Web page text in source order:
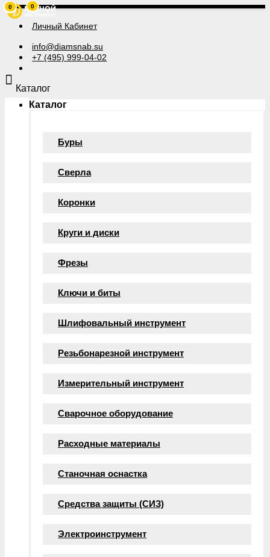
Личный Кабинет
info@diamsnab.su
+7 (495) 999-04-02
0
Каталог
Каталог
Буры
Сверла
Коронки
Круги и диски
Фрезы
Ключи и биты
Шлифовальный инструмент
Резьбонарезной инструмент
Измерительный инструмент
Сварочное оборудование
Расходные материалы
Станочная оснастка
Средства защиты (СИЗ)
Электроинструмент
0